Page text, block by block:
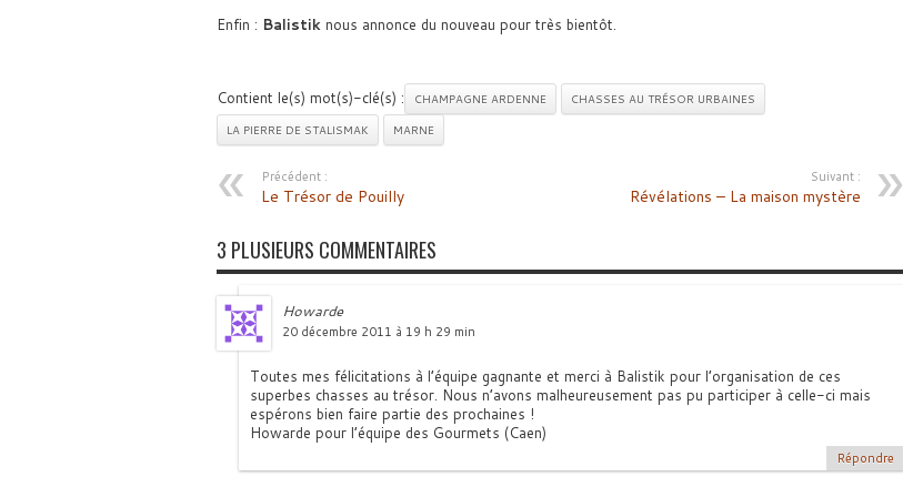
Enfin : Balistiknous annonce du nouveau pour très bientôt.
Contient le(s) mot(s)-clé(s) : CHAMPAGNE ARDENNE
CHASSES AU TRÉSOR URBAINES
LA PIERRE DE STALISMAK
MARNE
Précédent :
Le Trésor de Pouilly
Suivant :
Révélations – La maison mystère
3 PLUSIEURS COMMENTAIRES
Howarde
20 décembre 2011 à 19 h 29 min
Toutes mes félicitations à l’équipe gagnante et merci à Balistik pour l’organisation de ces
superbes chasses au trésor. Nous n’avons malheureusement pas pu participer à celle-ci mais
espérons bien faire partie des prochaines !
Howarde pour l’équipe des Gourmets (Caen)
Répondre